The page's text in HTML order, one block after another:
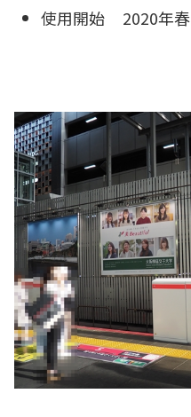
使用開始 2020年春